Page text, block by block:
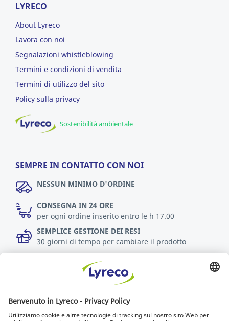
LYRECO
About Lyreco
Lavora con noi
Segnalazioni whistleblowing
Termini e condizioni di vendita
Termini di utilizzo del sito
Policy sulla privacy
Sostenibilità ambientale
SEMPRE IN CONTATTO CON NOI
NESSUN MINIMO D'ORDINE
CONSEGNA IN 24 ORE
per ogni ordine inserito entro le h 17.00
SEMPLICE GESTIONE DEI RESI
30 giorni di tempo per cambiare il prodotto
Accessibilità